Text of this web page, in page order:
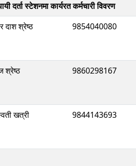
दर्ता स्टेशनमा कार्यरत कर्मचारी विवरण
दाश श्रेष्ठ 9854040080
श्रेष्ठ 9860298167
खत्री 9844143693